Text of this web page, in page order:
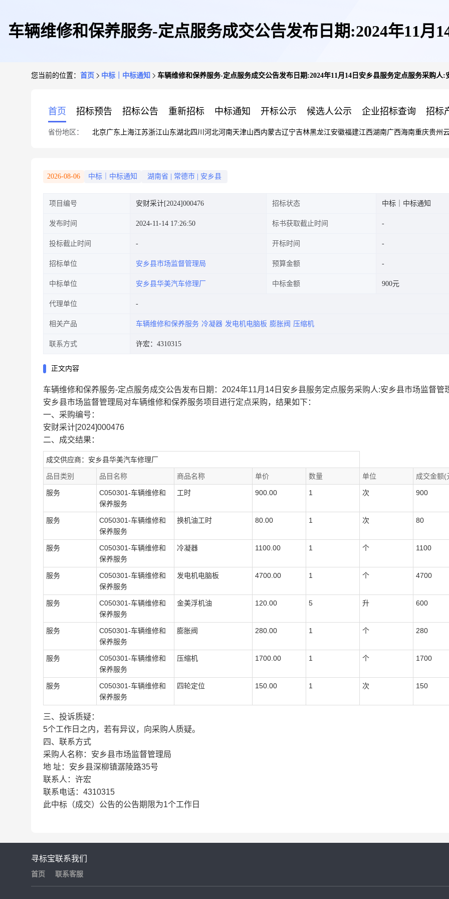
车辆维修和保养服务-定点服务成交公告发布日期:2024年11月
您当前的位置： 首页 中标｜中标通知 车辆维修和保养服务-定点服务成交公告发布日期:2024年11月14日安乡县服务定点服务采购人:
首页 招标预告 招标公告 重新招标 中标通知 开标公示 候选人公示 企业招标查询 招标
省份地区： 北京广东 上海江苏浙江山东湖北四川 河北河南天津山西内蒙古辽宁吉林黑龙江安徽福建江西湖南广西海南重庆贵州
2026-08-06 中标｜中标通知 湖南省 常德市 安乡县
项目编号 安财采计[2024]000476 招标状态 中标｜中标通知
发布时间 2024-11-14 17:26:50 标书获取截止时间
投标截止时间 开标时间
招标单位 安乡县市场监督管理局 预算金额
中标单位 安乡县华美汽车修理厂 中标金额 900元
代理单位
相关产品 车辆维修和保养服务 冷凝器 发电机电脑板 膨胀阀 压缩机
联系方式 许宏：4310315
正文内容
车辆维修和保养服务-定点服务成交公告发布日期：2024年11月14日安乡县服务定点服务采购人:安乡县市场监督管
安乡县市场监督管理局对车辆维修和保养服务项目进行定点采购，结果如下：
一、采购编号：
安财采计[2024]000476
二、成交结果：
成交供应商：安乡县华美汽车修理厂
品目类别 品目名称 商品名称 单价 数量 单位 成交金额(
服务
C050301-车辆维修和
保养服务
工时 900.00 1 次 900
服务
C050301-车辆维修和
保养服务
换机油工时 80.00 1 次 80
服务
C050301-车辆维修和
保养服务
冷凝器 1100.00 1 个 1100
服务
C050301-车辆维修和
保养服务
发电机电脑板 4700.00 1 个 4700
服务
C050301-车辆维修和
保养服务
金美浮机油 120.00 5 升 600
服务
C050301-车辆维修和
保养服务
膨胀阀 280.00 1 个 280
服务
C050301-车辆维修和
保养服务
压缩机 1700.00 1 个 1700
服务
C050301-车辆维修和
保养服务
四轮定位 150.00 1 次 150
三、投诉质疑：
5个工作日之内，若有异议，向采购人质疑。
四、联系方式
采购人名称：安乡县市场监督管理局
地 址：安乡县深柳镇潺陵路35号
联系人：许宏
联系电话：4310315
此中标（成交）公告的公告期限为1个工作日
寻标宝
首页
联系我们
联系客服